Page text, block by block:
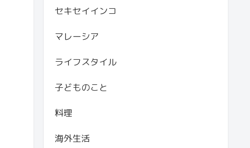
セキセイインコ
マレーシア
ライフスタイル
子どものこと
料理
海外生活